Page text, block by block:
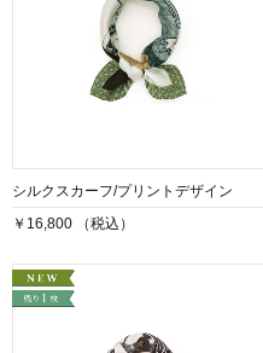
シルクスカーフ/プリントデザイン
￥16,800 （税込）